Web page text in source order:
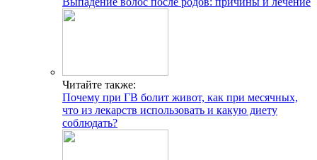
Факты и мифы о совместимости групп крови и резус-
факторов для зачатия ребенка
Беспокоит кровь во время овуляции? Варианты нормы и
поводы для обращения к врачу